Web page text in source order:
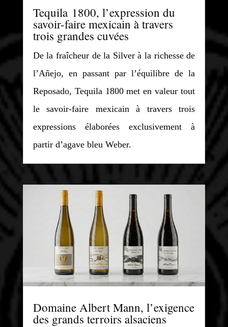
Tequila 1800, l’expression du
savoir-faire mexicain à travers
trois grandes cuvées
De la fraîcheur de la Silver à la richesse de
l’Añejo, en passant par l’équilibre de la
Reposado, Tequila 1800 met en valeur tout
le savoir-faire mexicain à travers trois
expressions élaborées exclusivement à
partir d’agave bleu Weber.
Domaine Albert Mann, l’exigence
des grands terroirs alsaciens